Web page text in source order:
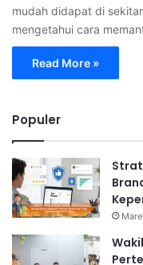
mudah didapat di
mengetahui cara
Read More »
Populer